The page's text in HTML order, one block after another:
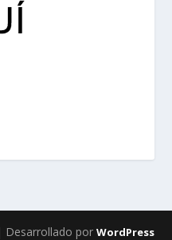
por WordPress